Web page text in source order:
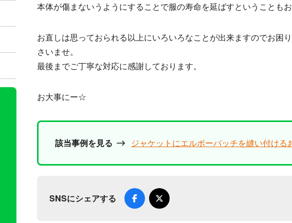
本体が傷まないうようにすることで服の寿命を延ばすということもお
お直しは思っておられる以上にいろいろなことが出来ますのでお困
さいませ。
最後までご丁寧な対応に感謝しております。
お大事にー☆
該当事例を見る ジャケットにエルボーパッチを縫い付ける
SNSにシェアする